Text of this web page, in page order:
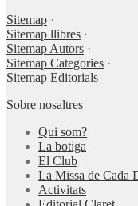
Sitemap ·
Sitemap llibres ·
Sitemap Autors ·
Sitemap Categories ·
Sitemap Editorials
Sobre nosaltres
Qui som?
La botiga
El Club
La Missa de Cada
Activitats